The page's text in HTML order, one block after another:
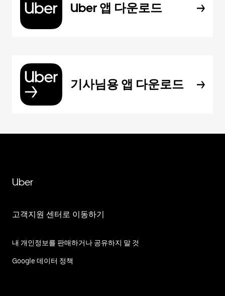
Uber 앱 다운로드
기사님용 앱 다운로드
Uber
고객지원 센터로 이동하기
내 개인정보를 판매하거나 공유하지 말 것
Google 데이터 정책